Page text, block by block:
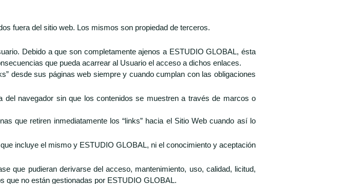
fuera del sitio web. Los mismos son propiedad de terceros.
Debido a que son completamente ajenos a ESTUDIO GLOBAL, ésta
que pueda acarrear al Usuario el acceso a dichos enlaces.
desde sus páginas web siempre y cuando cumplan con las obligaciones
del navegador sin que los contenidos se muestren a través de marcos o
que retiren inmediatamente los “links” hacia el Sitio Web cuando así lo
incluye el mismo y ESTUDIO GLOBAL, ni el conocimiento y aceptación
que pudieran derivarse del acceso, mantenimiento, uso, calidad, licitud,
que no están gestionadas por ESTUDIO GLOBAL.